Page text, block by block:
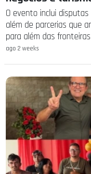
O evento inclui
além de parcerias que
para além das
ago 2 weeks